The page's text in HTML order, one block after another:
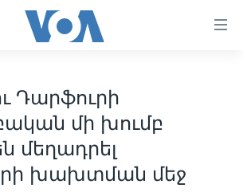
Դարֆուրի
մի խումբ
մեղադրել
խախտման մեջ